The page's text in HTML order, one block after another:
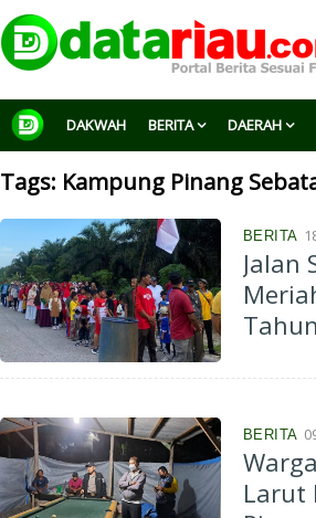
DAKWAH BERITA DAERAH
Tags: Kampung Pinang
BERITA
Jalan
BERITA
Larut